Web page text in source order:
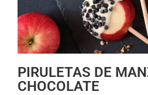
PIRULETAS DE
CHOCOLATE